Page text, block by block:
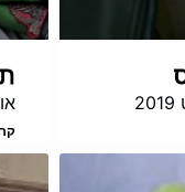
אוגו